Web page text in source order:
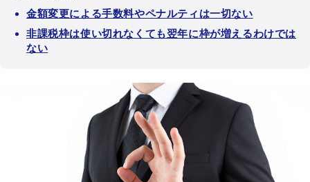
金額変更による手数料やペナルティは一切ない
非課税枠は使い切れなくても翌年に枠が増えるわけでは
ない